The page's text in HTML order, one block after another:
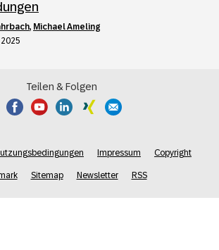
, Michael Ameling
Teilen & Folgen
Impressum Copyright
Sitemap Newsletter RSS